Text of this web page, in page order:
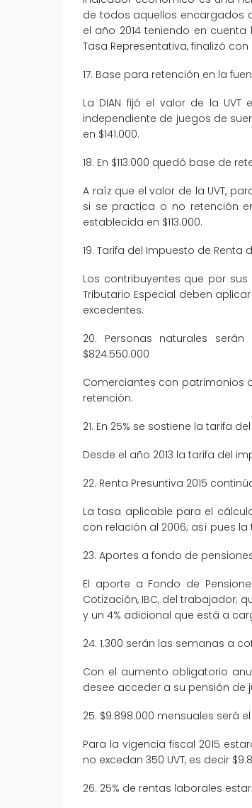
de todos aquellos encargados
el año 2014 teniendo en
Tasa Representativa, finalizó con
17. Base para retención en la
La DIAN fijó el valor de la
independiente de juegos de
en $141.000.
18. En $113.000 quedó base de
A raíz que el valor de la UVT,
si se practica o no retención
establecida en $113.000.
19. Tarifa del Impuesto de Renta
Los contribuyentes que por
Tributario Especial deben
excedentes.
20. Personas naturales
$824.550.000
Comerciantes con patrimonios
retención.
21. En 25% se sostiene la tarifa
Desde el año 2013 la tarifa del
22. Renta Presuntiva 2015
La tasa aplicable para el
con relación al 2006; así pues la
23. Aportes a fondo de
El aporte a Fondo de
Cotización, IBC, del trabajador;
y un 4% adicional que está a
24. 1.300 serán las semanas a
Con el aumento obligatorio
desee acceder a su pensión de
25. $9.898.000 mensuales será
Para la vigencia fiscal 2015
no excedan 350 UVT, es decir
26. 25% de rentas laborales